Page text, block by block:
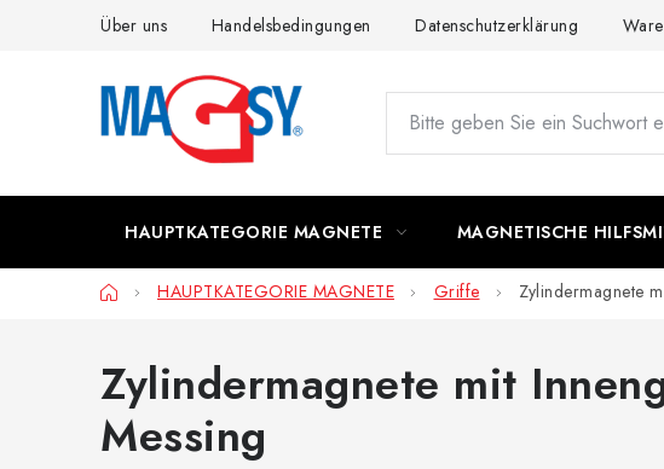
Über uns Handelsbedingungen Datenschutzerklärung
HAUPTKATEGORIE MAGNETE MAGNETISCHE
StartseiteHAUPTKATEGORIE MAGNETE Griffe Zylindermagnete
Zylindermagnete mit
Messing